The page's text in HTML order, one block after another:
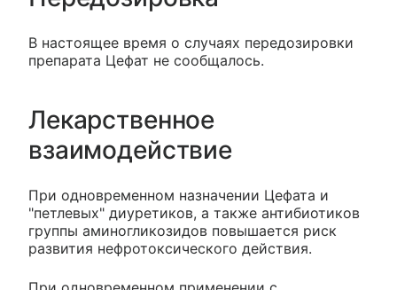
В настоящее время о случаях передозировки
препарата Цефат не сообщалось.
Лекарственное
взаимодействие
При одновременном назначении Цефата и
"петлевых" диуретиков, а также антибиотиков
группы аминогликозидов повышается риск
развития нефротоксического действия.